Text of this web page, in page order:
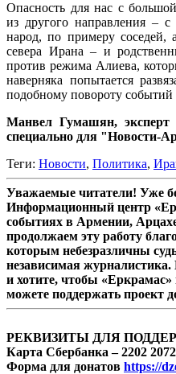
Опасность для нас с
из другого направления – с
народ, по примеру соседей,
севера Ирана – и
против режима Алиева,
наверняка попытается
подобному повороту
Манвел Гумашян, эксперт
специально для "Новости-
Теги: Новости, Политика,
Уважаемые читатели! Уже
Информационный центр
событиях в Армении,
продолжаем эту работу
которым небезразличны
независимая
и хотите, чтобы
можете поддержать проект
РЕКВИЗИТЫ ДЛЯ
Карта Сбербанка – 2202
Форма для донатов https://